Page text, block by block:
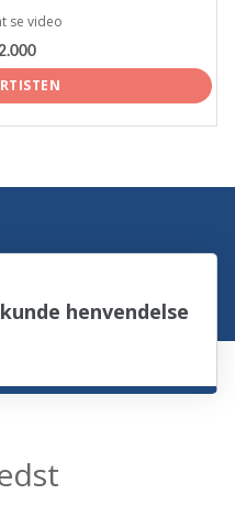
se video
henvendelse